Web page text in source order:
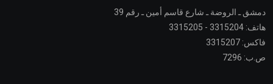
دمشق ـ الروضة ـ شارع قاسم أمين ـ رقم 39
هاتف: 3315204 - 3315205
فاكس: 3315207
ص.ب: 7296